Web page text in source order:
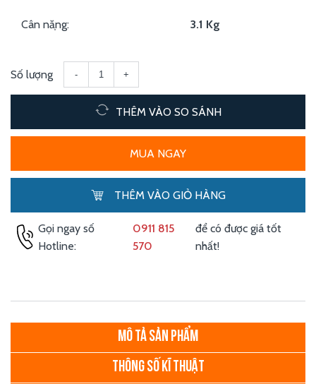
Cân nặng: 3.1 Kg
Số lượng - +
THÊM VÀO SO SÁNH
MUA NGAY
THÊM VÀO GIỎ HÀNG
Gọi ngay số
Hotline:
0911 815
570
để có được giá tốt
nhất!
MÔ TẢ SẢN PHẨM
THÔNG SỐ KĨ THUẬT